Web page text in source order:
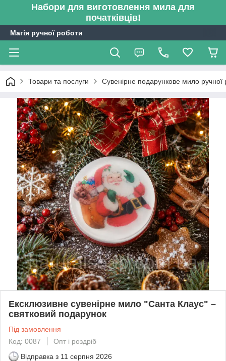
Набори для виготовлення мила для
початківців!
Магія ручної роботи
Товари та послуги Сувенірне подарункове мило ручної
Ексклюзивне сувенірне мило "Санта Клаус" –
святковий подарунок
Під замовлення
Код: 0087
Опт і роздріб
Відправка з 11 серпня 2026